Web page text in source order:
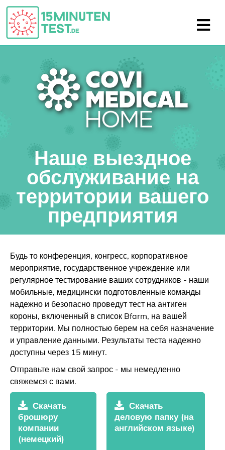
Наше выездное
обслуживание на
территории вашего
предприятия
Будь то конференция, конгресс, корпоративное
мероприятие, государственное учреждение или
регулярное тестирование ваших сотрудников - наши
мобильные, медицински подготовленные команды
надежно и безопасно проведут тест на антиген
короны, включенный в список Bfarm, на вашей
территории. Мы полностью берем на себя назначение
и управление данными. Результаты теста надежно
доступны через 15 минут.
Отправьте нам свой запрос - мы немедленно
свяжемся с вами.
Скачать
брошюру
компании
(немецкий)
Скачать
деловую папку (на
английском языке)